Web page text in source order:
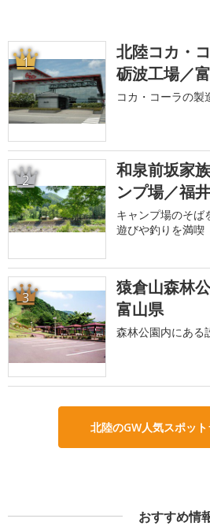
1
北陸コカ・
砺波工場／
コカ・コーラの製
2
和泉前坂家
ンプ場／福
キャンプ場のそば
遊びや釣りを満喫
3
猿倉山森林
富山県
森林公園内にある
北陸のGW人気スポッ
おすすめ情